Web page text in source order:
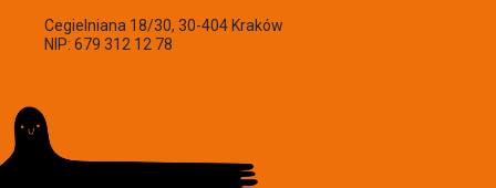
Cegielniana 18/30, 30-404 Kraków
NIP: 679 312 12 78